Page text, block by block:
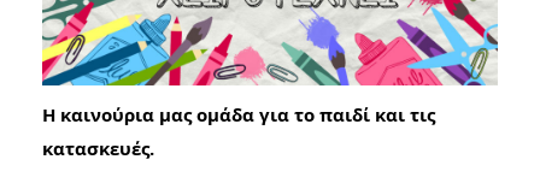
Η καινούρια μας ομάδα για το παιδί και τις
κατασκευές.